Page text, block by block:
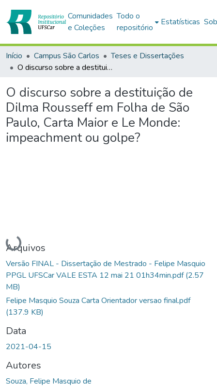
Comunidades
e Coleções
Todo o
repositório
Estatísticas
Início Campus São Carlos
Teses e Dissertações
O discurso sobre a destituição de Dilma Rousseff em Folha de São Paulo, Carta Maior e Le Monde: impeachment ou golpe?
O discurso sobre a destituição de
Dilma Rousseff em Folha de São
Paulo, Carta Maior e Le Monde:
impeachment ou golpe?
Carregando...
Arquivos
Versão FINAL - Dissertação de Mestrado - Felipe Masquio
PPGL UFSCar VALE ESTA 12 mai 21 01h34min.pdf(2.57
MB)
Felipe Masquio Souza Carta Orientador versao final.pdf
(137.9 KB)
Data
2021-04-15
Autores
Souza, Felipe Masquio de